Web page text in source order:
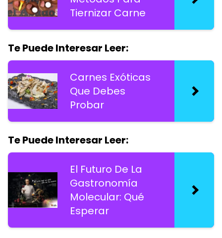
Tiernizar Carne
Te Puede Interesar Leer:
Carnes Exóticas
Que Debes
Probar
Te Puede Interesar Leer:
El Futuro De La
Gastronomía
Molecular: Qué
Esperar